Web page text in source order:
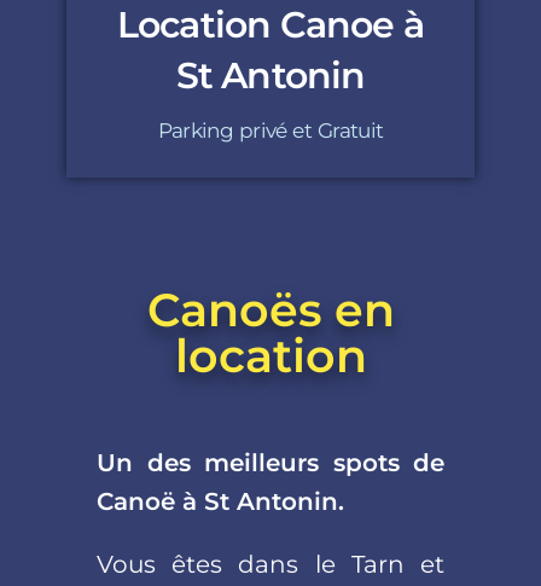
Location Canoe à
St Antonin
Parking privé et Gratuit
Canoës en
location
Un des meilleurs spots de
Canoë à St Antonin.
Vous êtes dans le Tarn et